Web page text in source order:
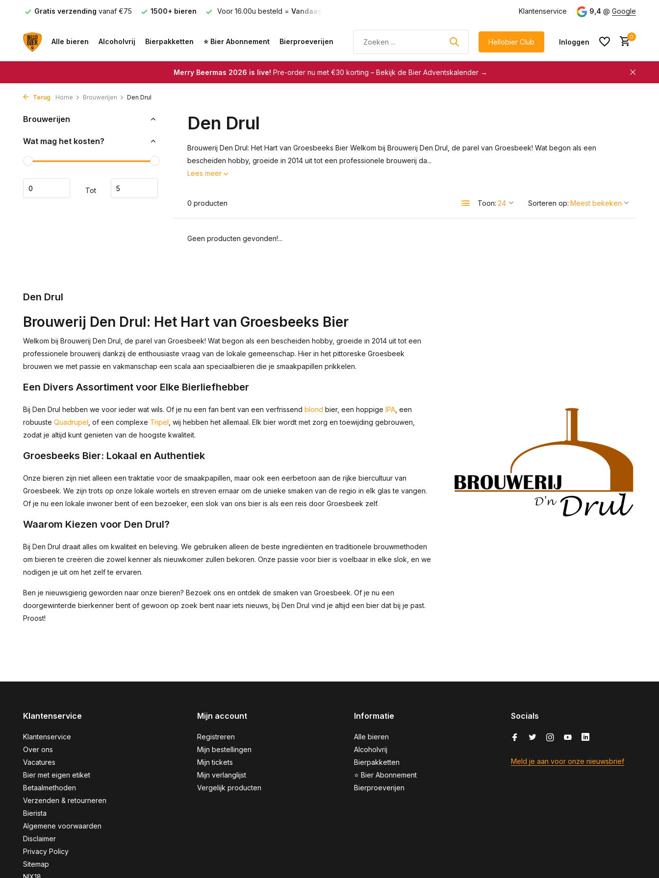
Gratis verzending vanaf €75 1500+ bieren Voor 16.00u besteld = Vandaag verzonden Klantenservice 9,4 @ Google
Alle bieren Alcoholvrij Bierpakketten ⭐ Bier Abonnement Bierproeverijen Hellobier Club Inloggen
korting
korting
0
Merry Beermas 2026 is live! Pre-order nu met €30 korting – Bekijk de Bier Adventskalender →
Terug Home Brouwerijen Den Drul
Brouwerijen
Wat mag het kosten?
Tot
Den Drul
Brouwerij Den Drul: Het Hart van Groesbeeks Bier Welkom bij Brouwerij Den Drul, de parel van Groesbeek! Wat begon als een
bescheiden hobby, groeide in 2014 uit tot een professionele brouwerij da...
Lees meer
0 producten Toon: Sorteren op:
Geen producten gevonden!...
Den Drul
Brouwerij Den Drul: Het Hart van Groesbeeks Bier
Welkom bij Brouwerij Den Drul, de parel van Groesbeek! Wat begon als een bescheiden hobby, groeide in 2014 uit tot een
professionele brouwerij dankzij de enthousiaste vraag van de lokale gemeenschap. Hier in het pittoreske Groesbeek
brouwen we met passie en vakmanschap een scala aan speciaalbieren die je smaakpapillen prikkelen.
Een Divers Assortiment voor Elke Bierliefhebber
Bij Den Drul hebben we voor ieder wat wils. Of je nu een fan bent van een verfrissend blond bier, een hoppige IPA , een
robuuste Quadrupel , of een complexe Tripel , wij hebben het allemaal. Elk bier wordt met zorg en toewijding gebrouwen,
zodat je altijd kunt genieten van de hoogste kwaliteit.
Groesbeeks Bier: Lokaal en Authentiek
Onze bieren zijn niet alleen een traktatie voor de smaakpapillen, maar ook een eerbetoon aan de rijke biercultuur van
Groesbeek. We zijn trots op onze lokale wortels en streven ernaar om de unieke smaken van de regio in elk glas te vangen.
Of je nu een lokale inwoner bent of een bezoeker, een slok van ons bier is als een reis door Groesbeek zelf.
Waarom Kiezen voor Den Drul?
Bij Den Drul draait alles om kwaliteit en beleving. We gebruiken alleen de beste ingrediënten en traditionele brouwmethoden
om bieren te creëren die zowel kenner als nieuwkomer zullen bekoren. Onze passie voor bier is voelbaar in elke slok, en we
nodigen je uit om het zelf te ervaren.
Ben je nieuwsgierig geworden naar onze bieren? Bezoek ons en ontdek de smaken van Groesbeek. Of je nu een
doorgewinterde bierkenner bent of gewoon op zoek bent naar iets nieuws, bij Den Drul vind je altijd een bier dat bij je past.
Proost!
Klantenservice
Klantenservice
Over ons
Vacatures
Bier met eigen etiket
Betaalmethoden
Verzenden & retourneren
Bierista
Algemene voorwaarden
Disclaimer
Privacy Policy
Sitemap
Mijn account
Registreren
Mijn bestellingen
Mijn tickets
Mijn verlanglijst
Vergelijk producten
Informatie
Alle bieren
Alcoholvrij
Bierpakketten
⭐ Bier Abonnement
Bierproeverijen
Socials
Meld je aan voor onze nieuwsbrief